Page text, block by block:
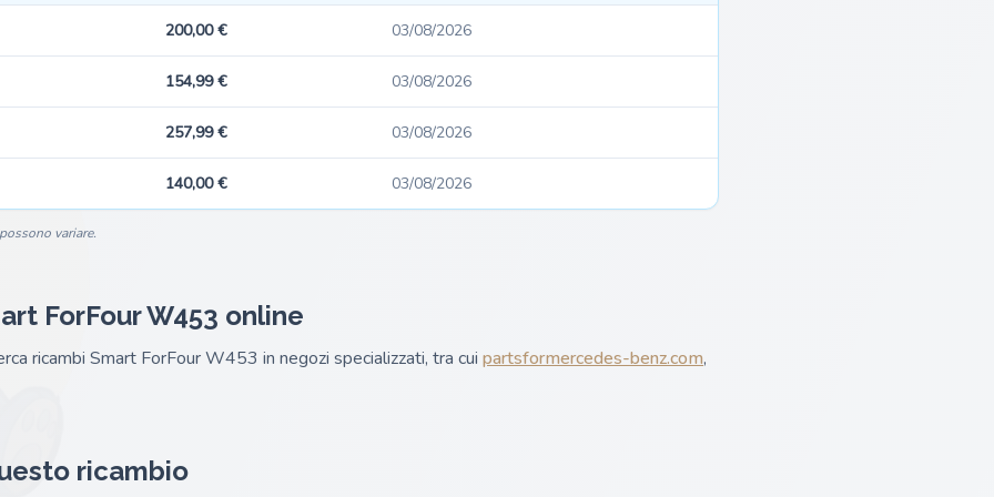
200,00 € 03/08/2026
154,99 € 03/08/2026
257,99 € 03/08/2026
140,00 € 03/08/2026
variare.
ForFour W453 online
ricambi Smart ForFour W453 in negozi specializzati, tra cui partsformercedes-benz.com,
ricambio